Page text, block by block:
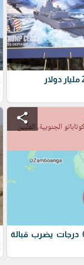
share
زلزال الفلبين : زلزال بقوة 6.5 درجات يضرب قبالة